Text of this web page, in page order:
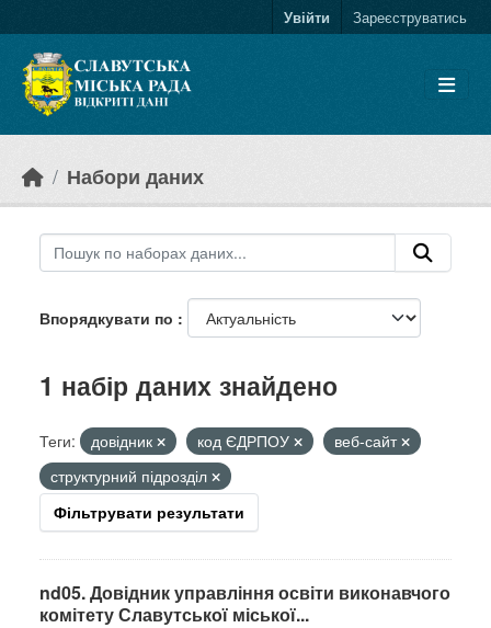
Увійти Зареєструватись
Набори даних
Впорядкувати по
1 набір даних знайдено
Теги: довідник код ЄДРПОУ
веб-сайт
структурний підрозділ
Фільтрувати результати
nd05. Довідник управління освіти виконавчого
комітету Славутської міської...